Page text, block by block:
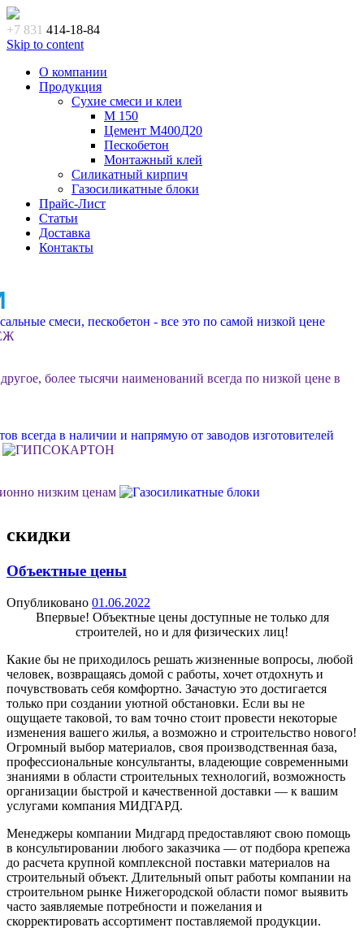
+7 831 414-18-84
Skip to content
О компании
Продукция
Сухие смеси и клеи
M 150
Цемент М400Д20
Пескобетон
Монтажный клей
Силикатный кирпич
Газосиликатные блоки
Прайс-Лист
Статьи
Доставка
Контакты
смеси, пескобетон - все это по самой низкой цене
более тысячи наименований всегда по низкой цене в
всегда в наличии и напрямую от заводов изготовителей
низким ценам
или объект, возможна разгрузка, фурные поставки еще
скидки
Объектные цены
Опубликовано 01.06.2022
Впервые! Объектные цены доступные не только для
строителей, но и для физических лиц!
Какие бы не приходилось решать жизненные вопросы, любой
человек, возвращаясь домой с работы, хочет отдохнуть и
почувствовать себя комфортно. Зачастую это достигается
только при создании уютной обстановки. Если вы не
ощущаете таковой, то вам точно стоит провести некоторые
изменения вашего жилья, а возможно и строительство нового!
Огромный выбор материалов, своя производственная база,
профессиональные консультанты, владеющие современными
знаниями в области строительных технологий, возможность
организации быстрой и качественной доставки — к вашим
услугами компания МИДГАРД.
Менеджеры компании Мидгард предоставляют свою помощь
в консультировании любого заказчика — от подбора крепежа
до расчета крупной комплексной поставки материалов на
строительный объект. Длительный опыт работы компании на
строительном рынке Нижегородской области помог выявить
часто заявляемые потребности и пожелания и
скорректировать ассортимент поставляемой продукции.